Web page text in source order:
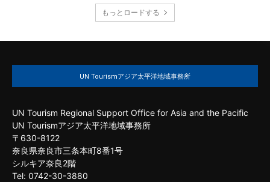
もっとロードする
UN Tourismアジア太平洋地域事務所
UN Tourism Regional Support Office for Asia and the Pacific
UN Tourismアジア太平洋地域事務所
〒630-8122
奈良県奈良市三条本町8番1号
シルキア奈良2階
Tel: 0742-30-3880